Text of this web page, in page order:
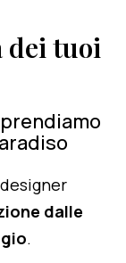
dei tuoi
dalle
.